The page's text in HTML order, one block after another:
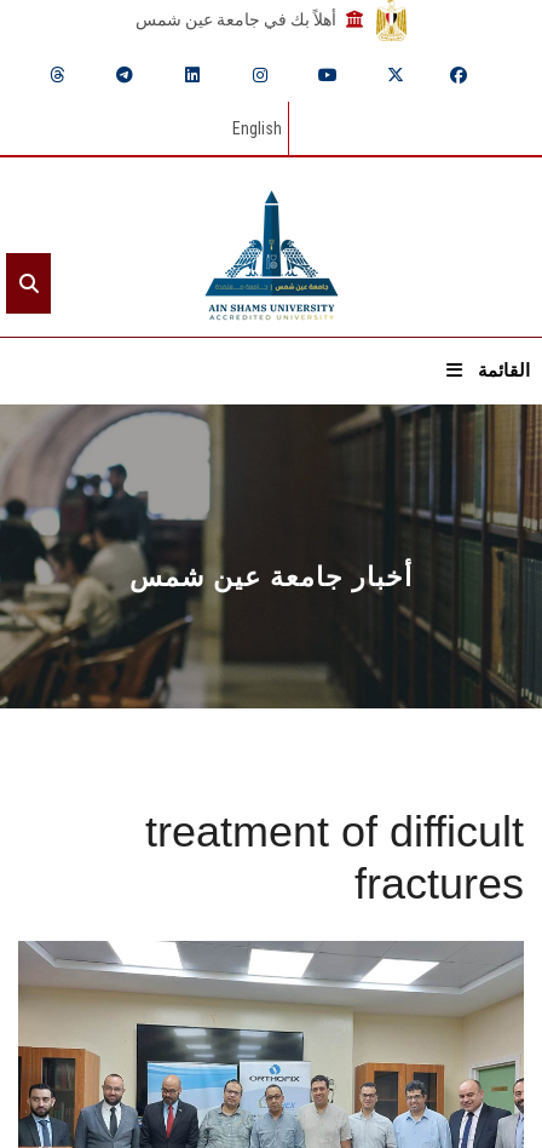
أهلاً بك في جامعة عين شمس
English
القائمة
الرئيسيـة
عن الجامعة
القطاعـات
الشئون الأكاديمية
البحث العلمي
المراكز والوحدات
الإعلام
الطلاب
أخبار جامعة عين شمس
treatment of difficult
fractures